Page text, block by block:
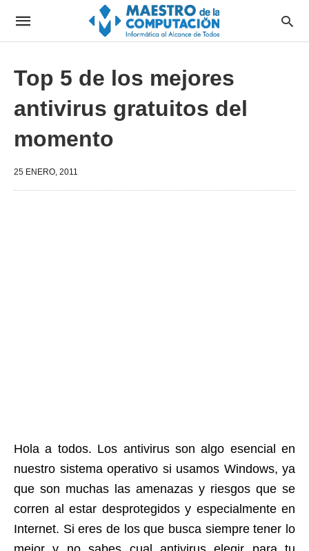
Top 5 de los mejores
antivirus gratuitos del
momento
25 ENERO, 2011
Hola a todos. Los antivirus son algo esencial en
nuestro sistema operativo si usamos Windows, ya
que son muchas las amenazas y riesgos que se
corren al estar desprotegidos y especialmente en
Internet. Si eres de los que busca siempre tener lo